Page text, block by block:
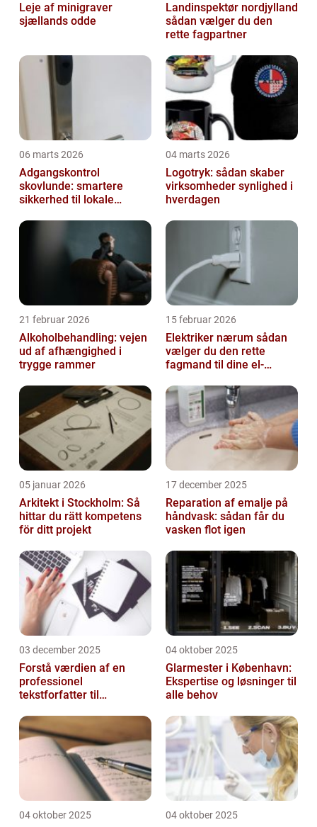
Leje af minigraver
sjællands odde
Landinspektør nordjylland
sådan vælger du den
rette fagpartner
06 marts 2026
Adgangskontrol
skovlunde: smartere
sikkerhed til lokale
04 marts 2026
Logotryk: sådan skaber
virksomheder synlighed i
hverdagen
21 februar 2026
Alkoholbehandling: vejen
ud af afhængighed i
trygge rammer
15 februar 2026
Elektriker nærum sådan
vælger du den rette
fagmand til dine el-
05 januar 2026
Arkitekt i Stockholm: Så
hittar du rätt kompetens
för ditt projekt
17 december 2025
Reparation af emalje på
håndvask: sådan får du
vasken flot igen
03 december 2025
Forstå værdien af en
professionel
tekstforfatter til
04 oktober 2025
Glarmester i København:
Ekspertise og løsninger til
alle behov
04 oktober 2025 04 oktober 2025